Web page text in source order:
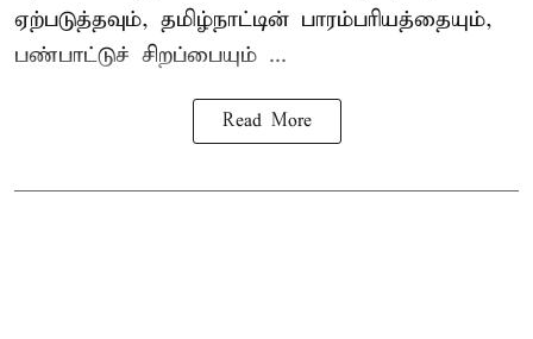
ஏற்படுத்தவும், தமிழ்நாட்டின் பாரம்பரியத்தையும்,
பண்பாட்டுச் சிறப்பையும் ...
Read More